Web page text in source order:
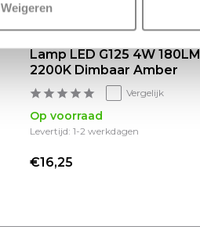
Weigeren
Lamp LED G125 4W 180LM
2200K Dimbaar Amber
Vergelijk
Op voorraad
Levertijd: 1-2 werkdagen
€16,25